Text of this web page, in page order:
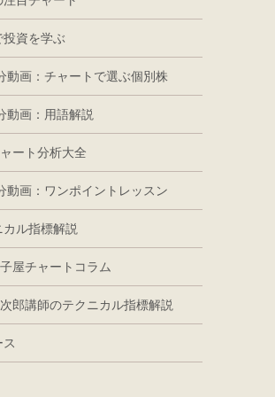
投資を学ぶ
動画：チャートで選ぶ個別株
動画：用語解説
ート分析大全
動画：ワンポイントレッスン
カル指標解説
屋チャートコラム
郎講師のテクニカル指標解説
ス